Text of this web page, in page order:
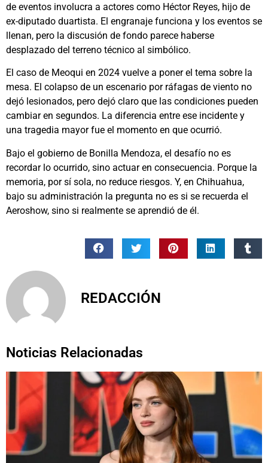
de eventos involucra a actores como Héctor Reyes, hijo de
ex-diputado duartista. El engranaje funciona y los eventos se
llenan, pero la discusión de fondo parece haberse
desplazado del terreno técnico al simbólico.
El caso de Meoqui en 2024 vuelve a poner el tema sobre la
mesa. El colapso de un escenario por ráfagas de viento no
dejó lesionados, pero dejó claro que las condiciones pueden
cambiar en segundos. La diferencia entre ese incidente y
una tragedia mayor fue el momento en que ocurrió.
Bajo el gobierno de Bonilla Mendoza, el desafío no es
recordar lo ocurrido, sino actuar en consecuencia. Porque la
memoria, por sí sola, no reduce riesgos. Y, en Chihuahua,
bajo su administración la pregunta no es si se recuerda el
Aeroshow, sino si realmente se aprendió de él.
REDACCIÓN
Noticias Relacionadas